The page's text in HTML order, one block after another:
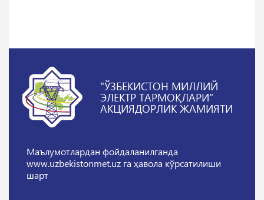
"ЎЗБЕКИСТОН МИЛЛИЙ
ЭЛЕКТР ТАРМОҚЛАРИ"
АКЦИЯДОРЛИК ЖАМИЯТИ
Маълумотлардан фойдаланилганда
www.uzbekistonmet.uz га ҳавола кўрсатилиши
шарт